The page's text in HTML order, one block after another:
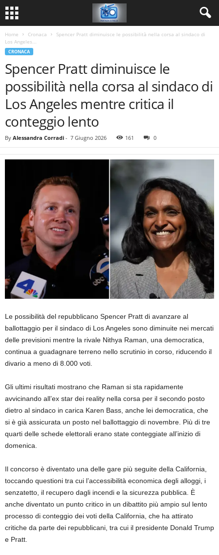
Home Cronaca
Spencer Pratt diminuisce le possibilità nella corsa al sindaco di
Los Angeles...
CRONACA
Spencer Pratt diminuisce le
possibilità nella corsa al sindaco di
Los Angeles mentre critica il
conteggio lento
By Alessandra Corradi - 7 Giugno 2026 161 0
Le possibilità del repubblicano Spencer Pratt di avanzare al
ballottaggio per il sindaco di Los Angeles sono diminuite nei mercati
delle previsioni mentre la rivale Nithya Raman, una democratica,
continua a guadagnare terreno nello scrutinio in corso, riducendo il
divario a meno di 8.000 voti.
Gli ultimi risultati mostrano che Raman si sta rapidamente
avvicinando all’ex star dei reality nella corsa per il secondo posto
dietro al sindaco in carica Karen Bass, anche lei democratica, che
si è già assicurata un posto nel ballottaggio di novembre. Più di tre
quarti delle schede elettorali erano state conteggiate all’inizio di
domenica.
Il concorso è diventato una delle gare più seguite della California,
toccando questioni tra cui l’accessibilità economica degli alloggi, i
senzatetto, il recupero dagli incendi e la sicurezza pubblica. È
anche diventato un punto critico in un dibattito più ampio sul lento
processo di conteggio dei voti della California, che ha attirato
critiche da parte dei repubblicani, tra cui il presidente Donald Trump
e Pratt.